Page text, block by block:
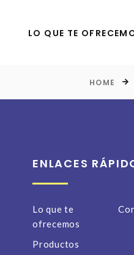
LO QUE TE
HOME
ENLACES
Lo que te
ofrecemos
Productos